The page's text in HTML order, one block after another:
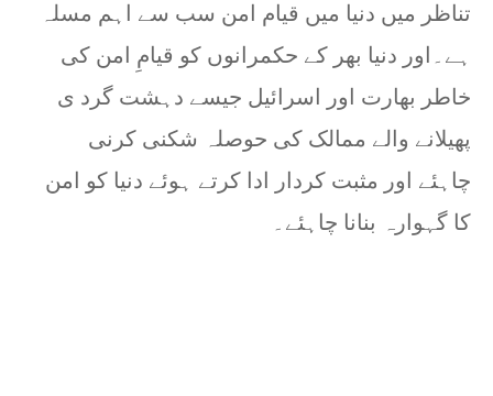
تناظر میں دنیا میں قیام امن سب سے اہم مسلہ
ہے۔اور دنیا بھر کے حکمرانوں کو قیامِ امن کی
خاطر بھارت اور اسرائیل جیسے دہشت گرد ی
پھیلانے والے ممالک کی حوصلہ شکنی کرنی
چاہئے اور مثبت کردار ادا کرتے ہوئے دنیا کو امن
کا گہوارہ بنانا چاہئے۔